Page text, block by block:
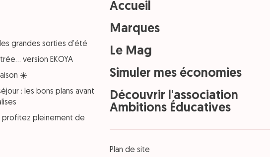
grandes sorties d’été
version EKOYA
☀️
: les bons plans avant
pleinement de
Accueil
Marques
Le Mag
Simuler mes économies
Découvrir l'association
Ambitions Éducatives
Plan de site